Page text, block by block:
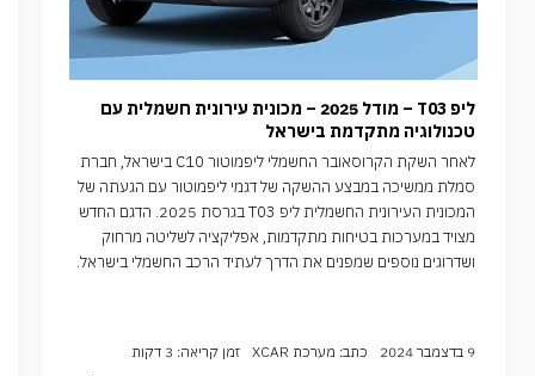
ליפ T03 – מודל 2025 – מכונית עירונית חשמלית עם
טכנולוגיה מתקדמת בישראל
לאחר השקת הקרוסאובר החשמלי ליפמוטור C10 בישראל, חברת
סמלת ממשיכה במבצע ההשקה של דגמי ליפמוטור עם הגעתה של
המכונית העירונית החשמלית ליפ T03 בגרסת 2025. הדגם החדש
מצויד במערכות בטיחות מתקדמות, אפליקציה לשליטה מרחוק
ושדרוגים נוספים שמפנים את הדרך לעתיד הרכב החשמלי בישראל.
9 בדצמבר 2024 כתב: מערכת XCAR
זמן קריאה: 3 דקות